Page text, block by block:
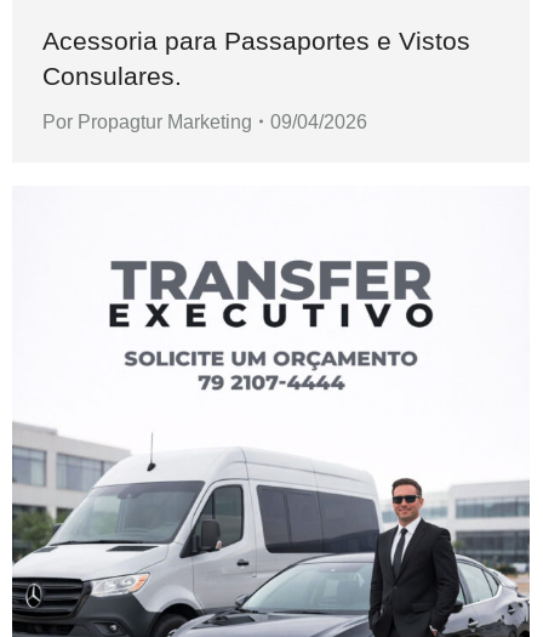
Acessoria para Passaportes e Vistos
Consulares.
Por Propagtur Marketing 09/04/2026